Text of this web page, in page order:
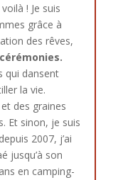
! Je suis
grâce à
des rêves,
qui dansent
la vie.
des graines
Et sinon, je suis
2007, j’ai
jusqu’à son
en camping-